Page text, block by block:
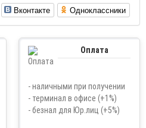
Вконтакте Одноклассники
Оплата
- наличными при получении
- терминал в офисе (+1%)
- безнал для Юр.лиц (+5%)